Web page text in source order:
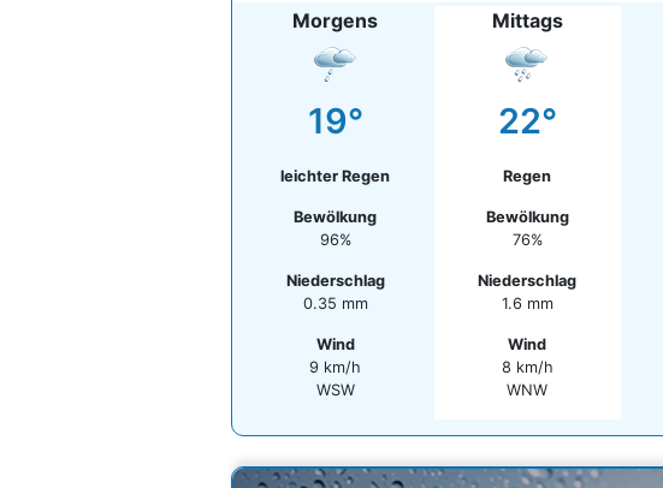
Morgens
19°
leichter Regen
Bewölkung
96%
Niederschlag
0.35 mm
Wind
9 km/h
WSW
Mittags
22°
Regen
Bewölkung
76%
Niederschlag
1.6 mm
Wind
8 km/h
WNW